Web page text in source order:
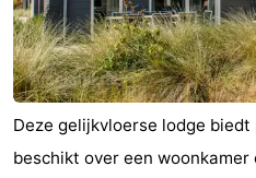
Landal
Ameland
Last
minutes
Strand
Zien
&
Bezienswaardigheden
Deze gelijkvloerse lodge
beschikt over een woonkamer